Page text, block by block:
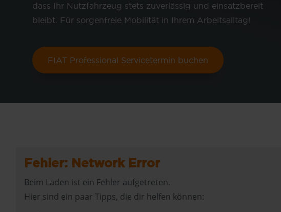
dass Ihr Nutzfahrzeug stets zuverlässig und einsatzbereit
bleibt. Für sorgenfreie Mobilität in Ihrem Arbeitsalltag!
FIAT Professional Servicetermin buchen
Fehler: Network Error
Beim Laden ist ein Fehler aufgetreten.
Hier sind ein paar Tipps, die dir helfen können: